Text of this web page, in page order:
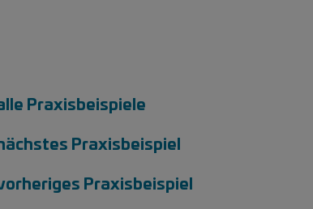
Praxisbeispiele
Praxisbeispiel
Praxisbeispiel